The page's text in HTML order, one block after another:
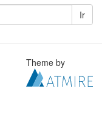
Ir
Theme by